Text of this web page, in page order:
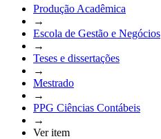
Produção Acadêmica
→
Escola de Gestão e Negócios
→
Teses e dissertações
→
Mestrado
→
PPG Ciências Contábeis
→
Ver item